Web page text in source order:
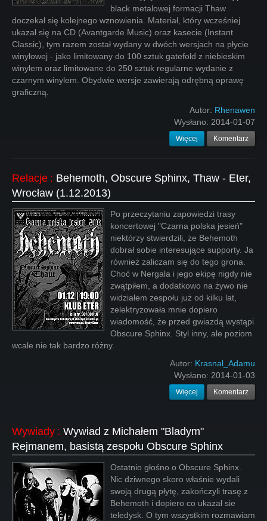
black metalowej formacji Thaw
doczekał się kolejnego wznowienia. Materiał, który wcześniej
ukazał się na CD (Avantgarde Music) oraz kasecie (Instant
Classic), tym razem został wydany w dwóch wersjach na płycie
winylowej - jako limitowany do 100 sztuk gatefold z niebieskim
winylem oraz limitowane do 250 sztuk regularne wydanie z
czarnym winylem. Obydwie wersje zawierają odrębną oprawę
graficzną.
Autor: Rhenawen
Wysłano: 2014-01-07
Więcej Komentarz
Relacje : Behemoth, Obscure Sphinx, Thaw - Eter,
Wrocław (1.12.2013)
Po przeczytaniu zapowiedzi trasy
koncertowej "Czarna polska jesień"
niektórzy stwierdzili, że Behemoth
dobrał sobie interesujące supporty. Ja
również zaliczam się do tego grona.
Choć w Nergala i jego ekipę nigdy nie
zwątpiłem, a dodatkowo na żywo nie
widziałem zespołu już od kilku lat,
zelektryzowała mnie dopiero
wiadomość, że przed gwiazdą wystąpi
Obscure Sphinx. Styl inny, ale poziom
wcale nie tak bardzo różny.
Autor: Krasnal_Adamu
Wysłano: 2014-01-03
Więcej Komentarz
Wywiady : Wywiad z Michałem "Bladym"
Rejmanem, basistą zespołu Obscure Sphinx
Ostatnio głośno o Obscure Sphinx.
Nic dziwnego skoro właśnie wydali
swoją drugą płytę, zakończyli trasę z
Behemoth i dopiero co ukazał sie
teledysk. O tym wszystkim rozmawiam